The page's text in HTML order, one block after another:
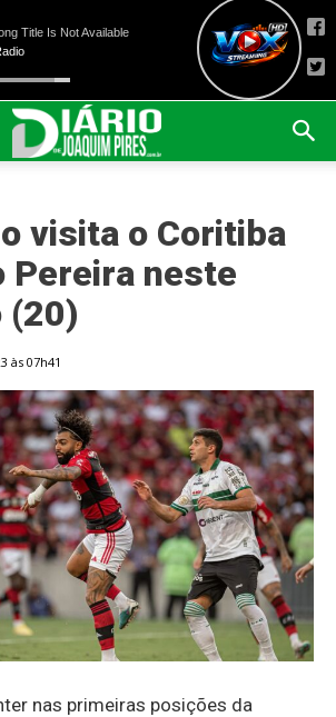
visita o Coritiba
Pereira neste
(20)
às 07h41
nas primeiras posições da